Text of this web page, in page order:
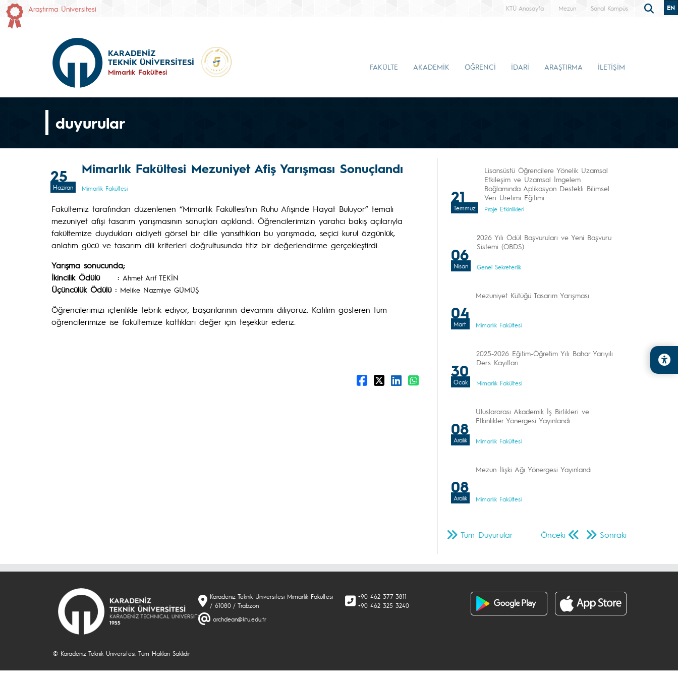
Araştırma Üniversitesi KTÜ Anasayfa Mezun Sanal Kampüs EN
KARADENİZ
TEKNİK ÜNİVERSİTESİ
Mimarlık Fakültesi
FAKÜLTE AKADEMİK ÖĞRENCİ İDARİ ARAŞTIRMA İLETİŞİM
duyurular
25
Haziran
Mimarlık Fakültesi Mezuniyet Afiş Yarışması Sonuçlandı
Mimarlık Fakültesi
Fakültemiz tarafından düzenlenen “Mimarlık Fakültesi’nin Ruhu Afişinde Hayat Buluyor” temalı
mezuniyet afişi tasarım yarışmasının sonuçları açıklandı. Öğrencilerimizin yaratıcı bakış açılarıyla
fakültemize duydukları aidiyeti görsel bir dille yansıttıkları bu yarışmada, seçici kurul özgünlük,
anlatım gücü ve tasarım dili kriterleri doğrultusunda titiz bir değerlendirme gerçekleştirdi.
Yarışma sonucunda;
İkincilik Ödülü : Ahmet Arif TEKİN
Üçüncülük Ödülü : Melike Nazmiye GÜMÜŞ
Öğrencilerimizi içtenlikle tebrik ediyor, başarılarının devamını diliyoruz. Katılım gösteren tüm
öğrencilerimize ise fakültemize kattıkları değer için teşekkür ederiz.
21
Temmuz
Lisansüstü Öğrencilere Yönelik Uzamsal
Etkileşim ve Uzamsal İmgelem
Bağlamında Aplikasyon Destekli Bilimsel
Veri Üretimi Eğitimi
Proje Etkinlikleri
06
Nisan
2026 Yılı Ödül Başvuruları ve Yeni Başvuru
Sistemi (ÖBDS)
Genel Sekreterlik
04
Mart
Mezuniyet Kütüğü Tasarım Yarışması
Mimarlık Fakültesi
30
Ocak
2025-2026 Eğitim-Öğretim Yılı Bahar Yarıyılı
Ders Kayıtları
Mimarlık Fakültesi
08
Aralık
Uluslararası Akademik İş Birlikleri ve
Etkinlikler Yönergesi Yayınlandı
Mimarlık Fakültesi
08
Aralık
Mezun İlişki Ağı Yönergesi Yayınlandı
Mimarlık Fakültesi
Önceki Sonraki
Tüm Duyurular
Karadeniz Teknik Üniversitesi Mimarlik Fakültesi
/ 61080 / Trabzon
archdean@ktu.edu.tr
+90 462 377 3811
+90 462 325 3240
© Karadeniz Teknik Üniversitesi. Tüm Hakları Saklıdır